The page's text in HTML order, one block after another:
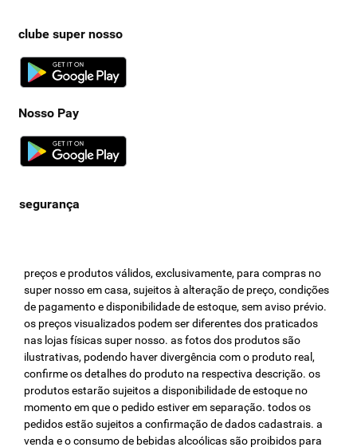
clube super nosso
Nosso Pay
preços e produtos válidos, exclusivamente, para compras no
super nosso em casa, sujeitos à alteração de preço, condições
de pagamento e disponibilidade de estoque, sem aviso prévio.
os preços visualizados podem ser diferentes dos praticados
nas lojas físicas super nosso. as fotos dos produtos são
ilustrativas, podendo haver divergência com o produto real,
confirme os detalhes do produto na respectiva descrição. os
produtos estarão sujeitos a disponibilidade de estoque no
momento em que o pedido estiver em separação. todos os
pedidos estão sujeitos a confirmação de dados cadastrais. a
venda e o consumo de bebidas alcoólicas são proibidos para